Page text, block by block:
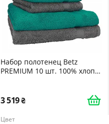
Набор полотенец Betz
PREMIUM 10 шт. 100% хлопок
3 519
Цвет